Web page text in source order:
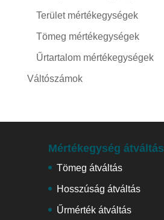
Terület mértékegységek
Tömeg mértékegységek
Űrtartalom mértékegységek
Váltószámok
Mértékegység átváltás
Tömeg átváltás
Hosszúság átváltás
Űrmérték átváltás